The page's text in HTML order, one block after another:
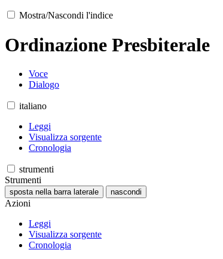
Mostra/Nascondi l'indice
Ordinazione Presbiterale
Voce
Dialogo
italiano
Leggi
Visualizza sorgente
Cronologia
strumenti
Strumenti
sposta nella barra laterale nascondi
Azioni
Leggi
Visualizza sorgente
Cronologia